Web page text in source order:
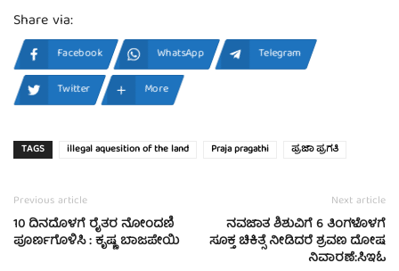
Share via:
Facebook WhatsApp
Telegram
Twitter
More
TAGS illegal aquesition of the land Praja pragathi ಪ್ರಜಾ ಪ್ರಗತಿ
Previous article
10 ದಿನದೊಳಗೆ ರೈತರ ನೋಂದಣಿ
ಪೂರ್ಣಗೊಳಿಸಿ : ಕೃಷ್ಣ ಬಾಜಪೇಯಿ
Next article
ನವಜಾತ ಶಿಶುವಿಗೆ 6 ತಿಂಗಳೊಳಗೆ
ಸೂಕ್ತ ಚಿಕಿತ್ಸೆ ನೀಡಿದರೆ ಶ್ರವಣ ದೋಷ
ನಿವಾರಣೆ:ಸಿಇಓ